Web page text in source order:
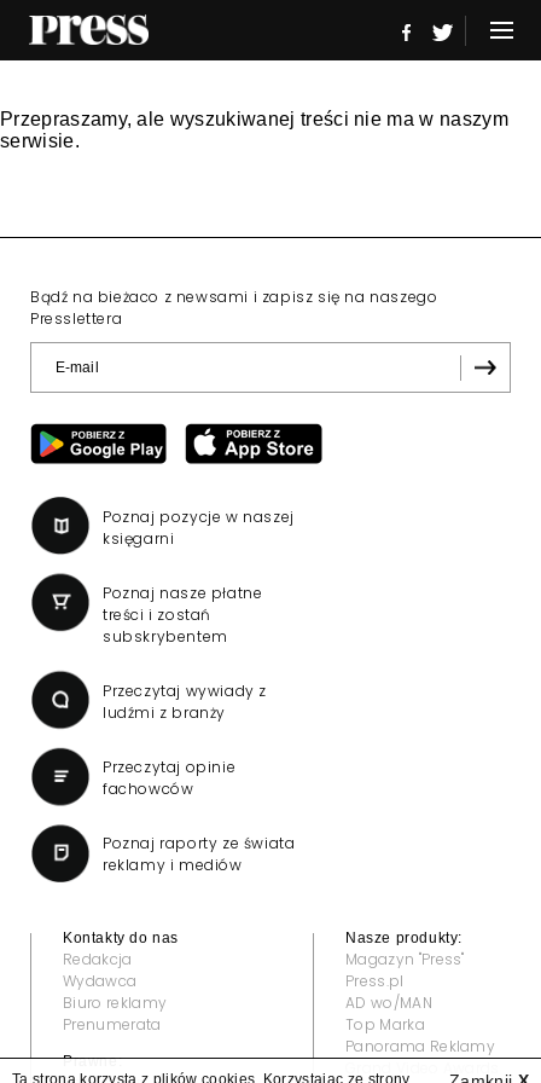
Przepraszamy, ale wyszukiwanej treści nie ma w naszym
serwisie.
Bądź na bieżaco z newsami i zapisz się na naszego
Presslettera
Poznaj pozycje w naszej
księgarni
Poznaj nasze płatne
treści i zostań
subskrybentem
Przeczytaj wywiady z
ludźmi z branży
Przeczytaj opinie
fachowców
Poznaj raporty ze świata
reklamy i mediów
Kontakty do nas
Redakcja
Wydawca
Biuro reklamy
Prenumerata
Prawne:
Nasze produkty:
Magazyn "Press"
Press.pl
AD wo/MAN
Top Marka
Panorama Reklamy
Ta strona korzysta z plików cookies. Korzystając ze strony